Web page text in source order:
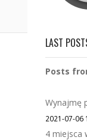
LAST
Posts
Wynajmę
2021-07-06
4 miejsca